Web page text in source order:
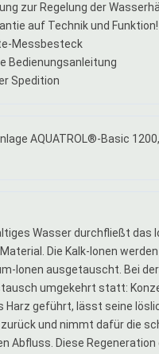
zur Regelung der
auf Technik und Funktion!
Messbesteck
Bedienungsanleitung
Spedition
AQUATROL®-Basic
Wasser durchfließt das
Die Kalk-Ionen
Ionen ausgetauscht. Bei
umgekehrt statt:
Harz geführt, lässt seine
zurück und nimmt dafür die
Abfluss. Diese